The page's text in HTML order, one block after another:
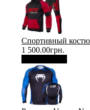
Спортивный
1 500.00грн.